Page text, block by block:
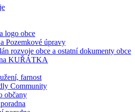
logo obce
Pozemkové úpravy
rozvoje obce a ostatní dokumenty obce
KUŘÁTKA
farnost
Community
občany